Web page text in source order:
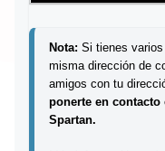
Nota: Si tienes
misma dirección de
amigos con tu
ponerte en
Spartan.